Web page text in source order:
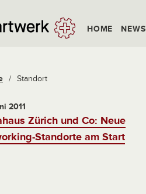
HOME NEWS
/ Standort
2011
Zürich und Co: Neue
Standorte am Start